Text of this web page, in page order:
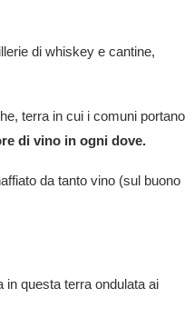
di whiskey e cantine,
terra in cui i comuni portano
di vino in ogni dove.
da tanto vino (sul buono
in questa terra ondulata ai